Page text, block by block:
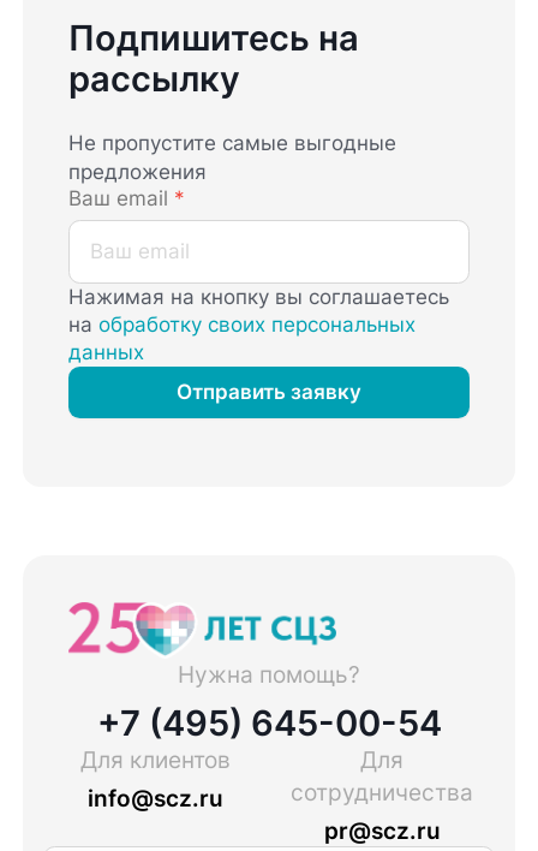
Подпишитесь на
рассылку
Не пропустите самые выгодные
предложения
Ваш email *
Нажимая на кнопку вы соглашаетесь
наобработку своих персональных
данных
Отправить заявку
Нужна помощь?
+7 (495) 645-00-54
Для клиентов
info@scz.ru
Для
сотрудничества
pr@scz.ru